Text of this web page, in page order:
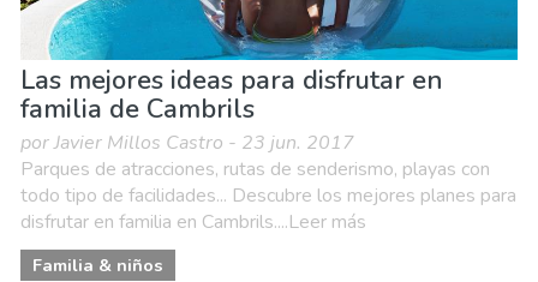
Las mejores ideas para disfrutar en
familia de Cambrils
por Javier Millos Castro - 23 jun. 2017
Parques de atracciones, rutas de senderismo, playas con
todo tipo de facilidades... Descubre los mejores planes para
disfrutar en familia en Cambrils....Leer más
Familia & niños